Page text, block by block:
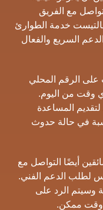
مع الفريق
خدمة الطوارئ
السريع والفعال
على الرقم المحلي
في أي وقت من اليوم.
المساعدة
في حالة حدوث
أيضًا التواصل مع
لطلب الدعم الفني.
وسيتم الرد على
وقت ممكن.